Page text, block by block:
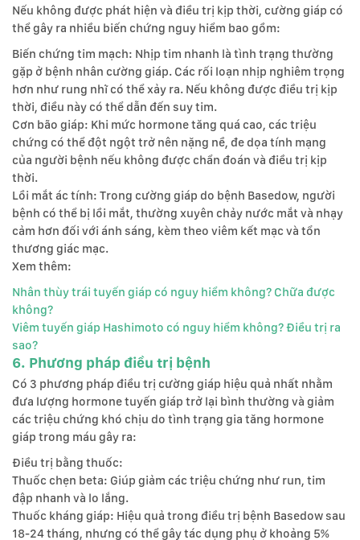
Nếu không được phát hiện và điều trị kịp thời, cường giáp có
thể gây ra nhiều biến chứng nguy hiểm bao gồm:
Biến chứng tim mạch: Nhịp tim nhanh là tình trạng thường
gặp ở bệnh nhân cường giáp. Các rối loạn nhịp nghiêm trọng
hơn như rung nhĩ có thể xảy ra. Nếu không được điều trị kịp
thời, điều này có thể dẫn đến suy tim.
Cơn bão giáp: Khi mức hormone tăng quá cao, các triệu
chứng có thể đột ngột trở nên nặng nề, đe dọa tính mạng
của người bệnh nếu không được chẩn đoán và điều trị kịp
thời.
Lồi mắt ác tính: Trong cường giáp do bệnh Basedow, người
bệnh có thể bị lồi mắt, thường xuyên chảy nước mắt và nhạy
cảm hơn đối với ánh sáng, kèm theo viêm kết mạc và tổn
thương giác mạc.
Xem thêm:
Nhân thùy trái tuyến giáp có nguy hiểm không? Chữa được
không?
Viêm tuyến giáp Hashimoto có nguy hiểm không? Điều trị ra
sao?
6. Phương pháp điều trị bệnh
Có 3 phương pháp điều trị cường giáp hiệu quả nhất nhằm
đưa lượng hormone tuyến giáp trở lại bình thường và giảm
các triệu chứng khó chịu do tình trạng gia tăng hormone
giáp trong máu gây ra:
Điều trị bằng thuốc:
Thuốc chẹn beta: Giúp giảm các triệu chứng như run, tim
đập nhanh và lo lắng.
Thuốc kháng giáp: Hiệu quả trong điều trị bệnh Basedow sau
18-24 tháng, nhưng có thể gây tác dụng phụ ở khoảng 5%